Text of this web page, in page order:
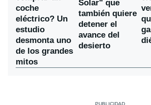
coche
eléctrico? Un
estudio
desmonta uno
de los grandes
mitos
Solar" que
también quiere
detener el
avance del
desierto